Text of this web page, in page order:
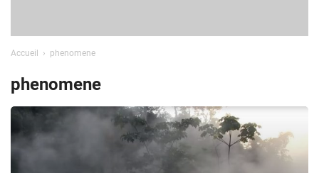
Accueil phenomene
phenomene